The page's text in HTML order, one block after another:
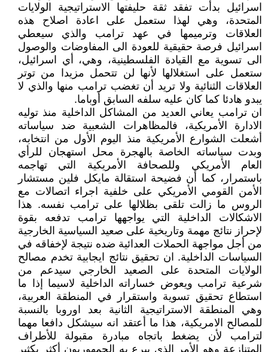
اسرائيل بدأت تفقد ثقة حليفتها الاستراتيجية الولايات
المتحدة، وهي لهذا ستعمل على اعادة اصلاح هذه
العلاقات وترميمها في عهد ترامب والذي سيعطي
اسرائيل فرصة حقيقية للعودة الى المفاوضات والوصول
الى تسوية مع القيادة الفلسطينية، وهي، أي اسرائيل،
ستعمل على استغلالها لأنها لن تتحمل مزيدا من توتر
العلاقات الثنائية ولا تريد أن تغضب ترامب منها والذي لا
يبدو هادئا كما كان عليه سلفه السابق أوباما.
ان ترامب يعاني العديد من المشاكل الداخلية منذ توليه
الادارة الأمريكية، فالمظاهرات الشعبية ضد سياساته
أشعلت الشوارع الأمريكية منذ اليوم الأول من انتخابه،
وبدت سياساته الخاصة بالهجرة محل استهجان للرأي
العام الأمريكي وللصحافة الأمريكية التي تهاجمه
باستمرار، كما أن فضيحة استقالة مايكل فلين مستشار
الأمن القومي الأمريكي على خلفية اجراء اتصالات مع
الروس ما زالت تلقى بظلالها على ترامب نفسه. هذا
الاشكالات الداخلية التي يواجهها ترامب تدفعه بقوة
لإحراز نتائج مهمة وتاريخية على صعيد السياسية الخارجية
من أجل مواجهة الحملات العدائية ضده نتيجة لإخفاقه في
السياسات الداخلية. ان تحقيق نتائج ايجابية تخدم مصالح
الولايات المتحدة على الصعيد الخارجي سيدعم من
شرعية ترامب ويعوض خساراته الداخلية لاسيما إذا ما
استطاع تحقيق تسوية واستقرار في المنطقة العربية،
وهي المنطقة الاستراتيجية الثانية بعد اوروبا بالنسبة
للمصالح الامريكية، هذا ما أعتقد انه سيشكل دافعا مهما
لترامب لأن يضغط باتجاه مبادرة مقبولة للأطراف
المتنازعة وهو الأمر الذي يبرع به الجمهوريون أكثر بكثير